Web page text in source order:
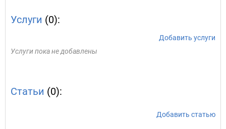
Услуги (0):
Добавить услуги
Услуги пока не добавлены
Статьи (0):
Добавить статью